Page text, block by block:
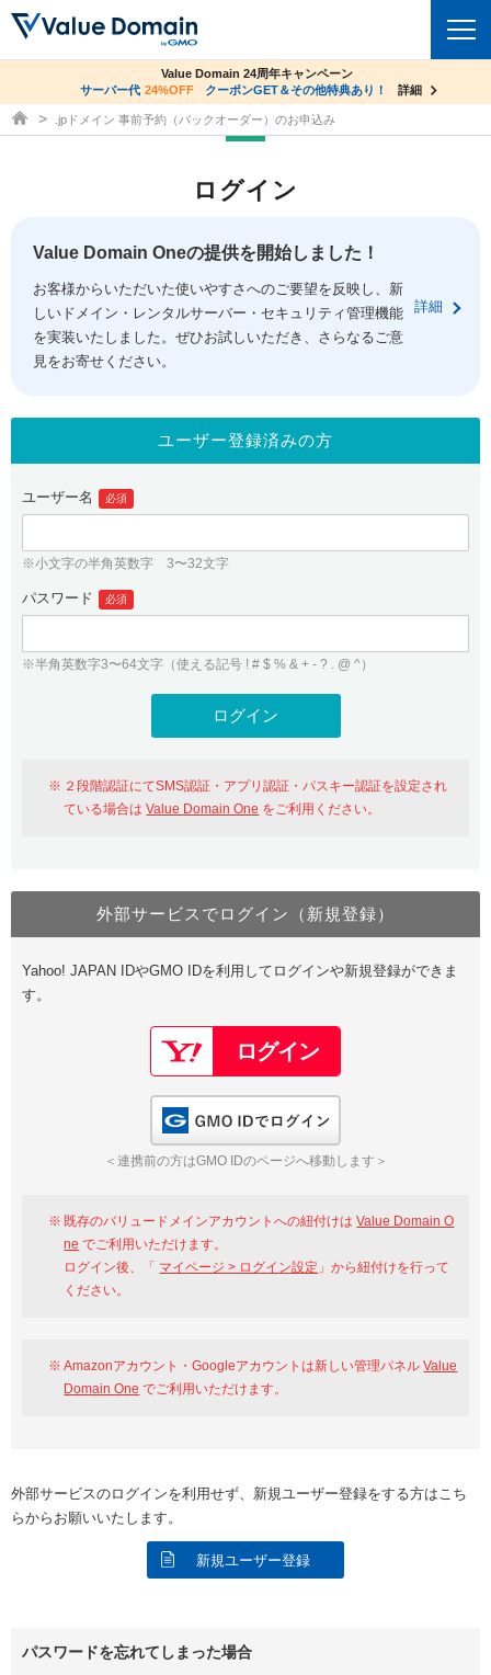
ドメイントップ
ドメイン移管
ドメイン価格一覧
ドメイン一括検索
.jpドメインオークション
gTLDオークション NEW!
.jpドメインバックオーダー
プレミアムドメイン
人気ドメインの種類
WHOIS検索
コアサーバー
バリューサーバー
XREA
セキュリティトップ
Value Domain ネットde診断
SSL証明書
サービストップ
お得意様割引
紹介制度
バリュードメインAPI
ドメイン・ホスティングOEM
facebook
ログイン
従来のバリュードメインをご利用希望の方
Value Domainにログイン
おすすめ One レンタルサーバーを含む最新の機能を使う方
Value Domain Oneにログイン
Google
GMO ID Amazon
※AmazonはValue Domain Oneのログイン画面へ遷移します
ユーザー登録
Value Domain Oneアカウント作成
以下でも登録可能
Google Yahoo!
GMO ID
co.jpドメイン✕コアサーバーV2ビジネス応援キャンペーン
サーバー料金1年間無料
詳細
Value Domain 24周年キャンペーン
サーバー代 24%OFF クーポンGET＆その他特典あり！ 詳細
ドメイン取得ならバリュードメイン
.jpドメイン 事前予約（バックオーダー）のお申込み
ログイン
Value Domain Oneの提供を開始しました！
お客様からいただいた使いやすさへのご要望を反映し、新
しいドメイン・レンタルサーバー・セキュリティ管理機能
を実装いたしました。ぜひお試しいただき、さらなるご意
見をお寄せください。
詳細
ユーザー登録済みの方
ユーザー名 必須
※小文字の半角英数字 3〜32文字
パスワード 必須
※半角英数字3〜64文字（使える記号 ! # $ % & + - ? . @ ^）
２段階認証にてSMS認証・アプリ認証・パスキー認証を設定され
ている場合はValue Domain One をご利用ください。
外部サービスでログイン（新規登録）
Yahoo! JAPAN IDやGMO IDを利用してログインや新規登録ができま
す。
＜連携前の方はGMO IDのページへ移動します＞
既存のバリュードメインアカウントへの紐付けはValue Domain O
ne でご利用いただけます。
ログイン後、「 マイページ > ログイン設定 」から紐付けを行って
ください。
Amazonアカウント・Googleアカウントは新しい管理パネルValue
Domain One でご利用いただけます。
外部サービスのログインを利用せず、新規ユーザー登録をする方はこち
らからお願いいたします。
新規ユーザー登録
パスワードを忘れてしまった場合